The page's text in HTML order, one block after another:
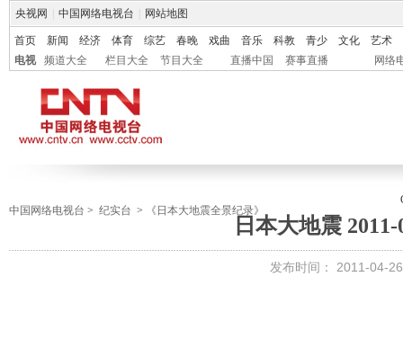
央视网 中国网络电视台 网站地图
首页 新闻 经济 体育 综艺 春晚 戏曲 音乐 科教 青少 文化
艺术
电视
频道大全 栏目大全 节目大全 直播中国 赛事直播 网络
中国网络电视台 > 纪实台 > 《日本大地震全景纪录》
日本大地震 2011-
发布时间： 2011-04-